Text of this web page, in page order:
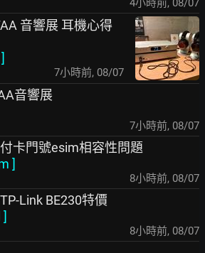
4小時前, 08/07
音響展 耳機心得
]
7小時前, 08/07
音響展
7小時前, 08/07
卡門號esim相容性問題
]
8小時前, 08/07
Link BE230特價
]
8小時前, 08/07